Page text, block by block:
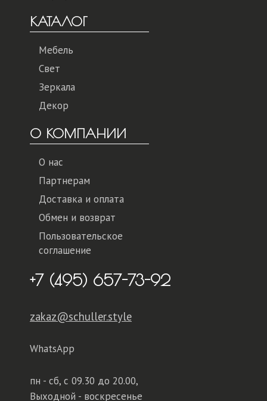
КАТАЛОГ
Мебель
Свет
Зеркала
Декор
О КОМПАНИИ
О нас
Партнерам
Доставка и оплата
Обмен и возврат
Пользовательское
соглашение
+7 (495) 657-73-92
zakaz@schuller.style
WhatsApp
пн - сб, с 09.30 до 20.00,
Выходной - воскресенье